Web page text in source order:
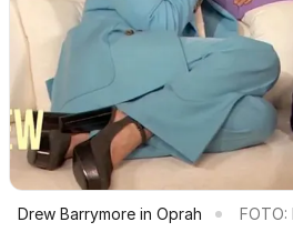
Drew Barrymore in Oprah FOTO: